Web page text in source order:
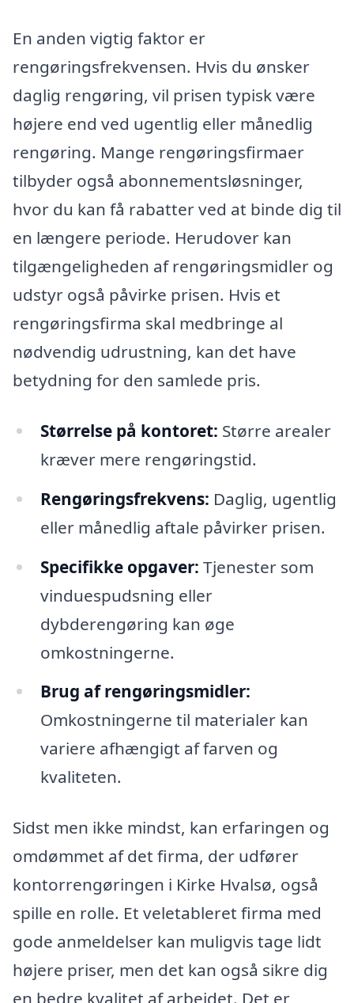
En anden vigtig faktor er
rengøringsfrekvensen. Hvis du ønsker
daglig rengøring, vil prisen typisk være
højere end ved ugentlig eller månedlig
rengøring. Mange rengøringsfirmaer
tilbyder også abonnementsløsninger,
hvor du kan få rabatter ved at binde dig til
en længere periode. Herudover kan
tilgængeligheden af rengøringsmidler og
udstyr også påvirke prisen. Hvis et
rengøringsfirma skal medbringe al
nødvendig udrustning, kan det have
betydning for den samlede pris.
Størrelse på kontoret: Større arealer
kræver mere rengøringstid.
Rengøringsfrekvens: Daglig, ugentlig
eller månedlig aftale påvirker prisen.
Specifikke opgaver: Tjenester som
vinduespudsning eller
dybderengøring kan øge
omkostningerne.
Brug af rengøringsmidler:
Omkostningerne til materialer kan
variere afhængigt af farven og
kvaliteten.
Sidst men ikke mindst, kan erfaringen og
omdømmet af det firma, der udfører
kontorrengøringen i Kirke Hvalsø, også
spille en rolle. Et veletableret firma med
gode anmeldelser kan muligvis tage lidt
højere priser, men det kan også sikre dig
en bedre kvalitet af arbejdet. Det er